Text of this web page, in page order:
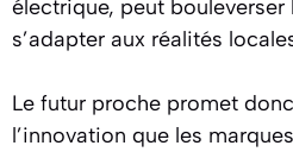
électrique, peut bouleverser
s’adapter aux réalités
Le futur proche promet
l’innovation que les